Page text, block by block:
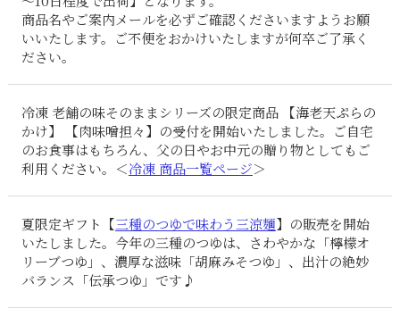
商品名やご案内メールを必ずご確認くださいますようお願
いいたします。ご不便をおかけいたしますが何卒ご了承く
ださい。
冷凍 老舗の味そのままシリーズの限定商品 【海老天ぷらの
かけ】 【肉味噌担々】の受付を開始いたしました。ご自宅
のお食事はもちろん、父の日やお中元の贈り物としてもご
利用ください。＜冷凍 商品一覧ページ＞
夏限定ギフト【三種のつゆで味わう三涼麺】の販売を開始
いたしました。今年の三種のつゆは、さわやかな「檸檬オ
リーブつゆ」、濃厚な滋味「胡麻みそつゆ」、出汁の絶妙
バランス「伝承つゆ」です♪